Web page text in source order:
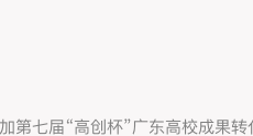
第七届“高创杯”广东高校成果